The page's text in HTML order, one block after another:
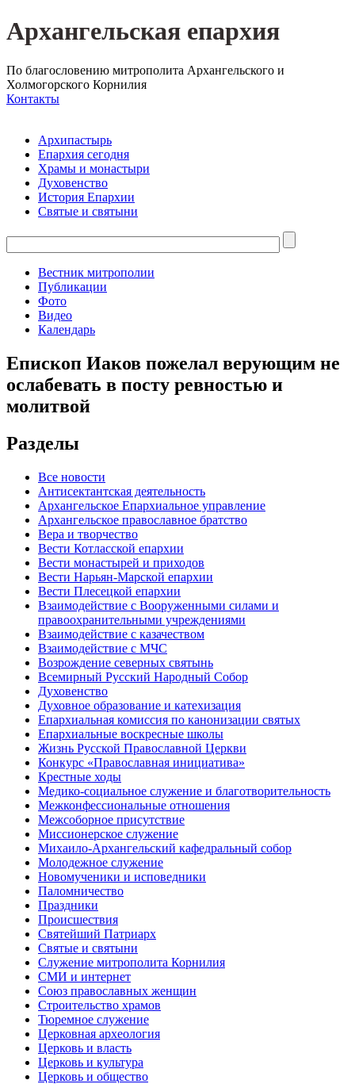
Архангельская епархия
По благословению митрополита Архангельского и
Холмогорского Корнилия
Контакты
Архипастырь
Епархия сегодня
Храмы и монастыри
Духовенство
История Епархии
Святые и святыни
Вестник митрополии
Публикации
Фото
Видео
Календарь
Епископ Иаков пожелал верующим не
ослабевать в посту ревностью и
молитвой
Разделы
Все новости
Антисектантская деятельность
Архангельское Епархиальное управление
Архангельское православное братство
Вера и творчество
Вести Котласской епархии
Вести монастырей и приходов
Вести Нарьян-Марской епархии
Вести Плесецкой епархии
Взаимодействие с Вооруженными силами и
правоохранительными учреждениями
Взаимодействие с казачеством
Взаимодействие с МЧС
Возрождение северных святынь
Всемирный Русский Народный Собор
Духовенство
Духовное образование и катехизация
Епархиальная комиссия по канонизации святых
Епархиальные воскресные школы
Жизнь Русской Православной Церкви
Конкурс «Православная инициатива»
Крестные ходы
Медико-социальное служение и благотворительность
Межконфессиональные отношения
Межсоборное присутствие
Миссионерское служение
Михаило-Архангельский кафедральный собор
Молодежное служение
Новомученики и исповедники
Паломничество
Праздники
Происшествия
Святейший Патриарх
Святые и святыни
Служение митрополита Корнилия
СМИ и интернет
Союз православных женщин
Строительство храмов
Тюремное служение
Церковная археология
Церковь и власть
Церковь и культура
Церковь и общество